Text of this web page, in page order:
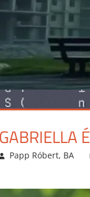
Papp Róbert, BA